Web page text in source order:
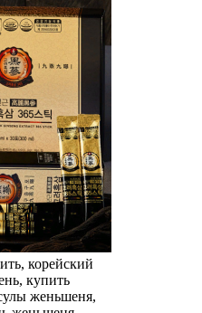
корейский
купить
женьшеня,